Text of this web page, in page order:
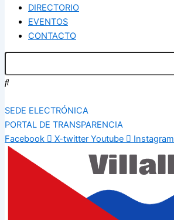
DIRECTORIO
EVENTOS
CONTACTO
SEDE ELECTRÓNICA
PORTAL DE TRANSPARENCIA
Facebook
X-twitter Youtube Instagram